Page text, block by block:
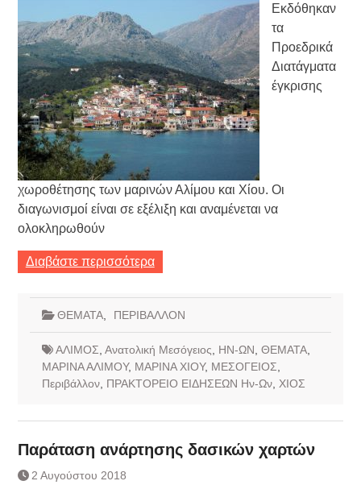
Εκδόθηκαν
τα
Προεδρικά
Διατάγματα
έγκρισης
χωροθέτησης των μαρινών Αλίμου και Χίου. Οι
διαγωνισμοί είναι σε εξέλιξη και αναμένεται να
ολοκληρωθούν
Διαβάστε περισσότερα
ΘΕΜΑΤΑ, ΠΕΡΙΒΑΛΛΟΝ
ΑΛΙΜΟΣ Ανατολική Μεσόγειος ΗΝ-ΩΝ ΘΕΜΑΤΑ,
ΜΑΡΙΝΑ ΑΛΙΜΟΥ, ΜΑΡΙΝΑ ΧΙΟΥ, ΜΕΣΟΓΕΙΟΣ
Περιβάλλον, ΠΡΑΚΤΟΡΕΙΟ ΕΙΔΗΣΕΩΝ Ην-Ων, ΧΙΟΣ
Παράταση ανάρτησης δασικών χαρτών
2 Αυγούστου 2018